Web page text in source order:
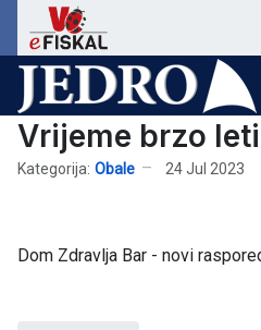
Vrijeme brzo
Kategorija: Obale 24 Jul 2023
Dom Zdravlja Bar - novi